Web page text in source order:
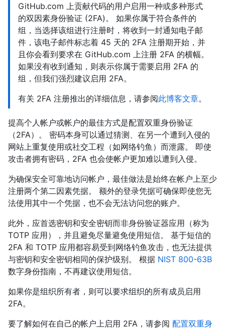
GitHub.com 上贡献代码的用户启用一种或多种形式
的双因素身份验证 (2FA)。 如果你属于符合条件的
组，当选择该组进行注册时，将收到一封通知电子邮
件，该电子邮件标志着 45 天的 2FA 注册期开始，并
且你会看到要求在 GitHub.com 上注册 2FA 的横幅。
如果没有收到通知，则表示你属于需要启用 2FA 的
组，但我们强烈建议启用 2FA。
有关 2FA 注册推出的详细信息，请参阅此博客文章。
提高个人帐户或帐户的最佳方式是配置双重身份验证
（2FA）。 密码本身可以通过猜测、在另一个遭到入侵的
网站上重复使用或社交工程（如网络钓鱼）而泄露。 即使
攻击者拥有密码，2FA 也会使帐户更加难以遭到入侵。
为确保安全可靠地访问帐户，最佳做法是始终在帐户上至少
注册两个第二因素凭据。 额外的登录凭据可确保即使您无
法使用其中一个凭据，也不会无法访问您的账户。
此外，应首选密钥和安全密钥而非身份验证器应用（称为
TOTP 应用），并且避免尽量避免使用短信。 基于短信的
2FA 和 TOTP 应用都容易受到网络钓鱼攻击，也无法提供
与密钥和安全密钥相同的保护级别。 根据 NIST 800-63B
数字身份指南，不再建议使用短信。
如果你是组织所有者，则可以要求组织的所有成员启用
2FA。
要了解如何在自己的帐户上启用 2FA，请参阅 配置双重身